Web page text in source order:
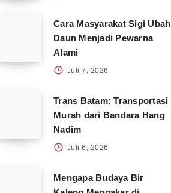
Cara Masyarakat Sigi Ubah
Daun Menjadi Pewarna
Alami
Juli 7, 2026
Trans Batam: Transportasi
Murah dari Bandara Hang
Nadim
Juli 6, 2026
Mengapa Budaya Bir